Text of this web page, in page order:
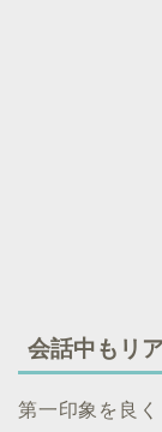
会話中もリ
第一印象を良